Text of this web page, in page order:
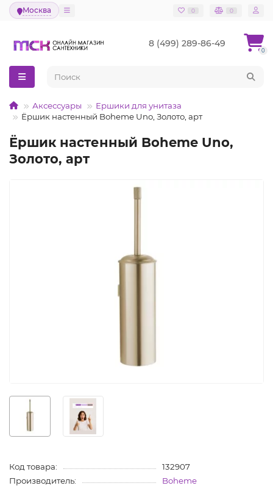
Москва 0 0
8 (499) 289-86-49
0
Аксессуары
Ершики для унитаза
Ёршик настенный Boheme Uno, Золото, арт
Ёршик настенный Boheme Uno,
Золото, арт
Код товара:
132907
Производитель:
Boheme